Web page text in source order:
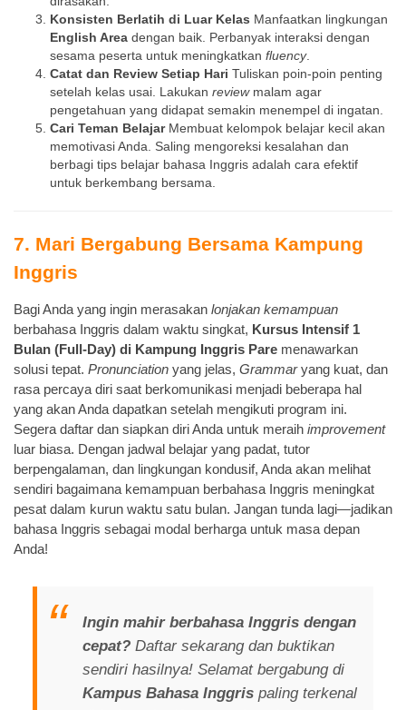
Konsisten Berlatih di Luar Kelas Manfaatkan lingkungan
English Area dengan baik. Perbanyak interaksi dengan
sesama peserta untuk meningkatkan fluency.
Catat dan Review Setiap Hari Tuliskan poin-poin penting
setelah kelas usai. Lakukan reviewmalam agar
pengetahuan yang didapat semakin menempel di ingatan.
Cari Teman BelajarMembuat kelompok belajar kecil akan
memotivasi Anda. Saling mengoreksi kesalahan dan
berbagi tips belajar bahasa Inggris adalah cara efektif
untuk berkembang bersama.
7. Mari Bergabung Bersama Kampung
Inggris
Bagi Anda yang ingin merasakan lonjakan kemampuan
berbahasa Inggris dalam waktu singkat, Kursus Intensif 1
Bulan (Full-Day) di Kampung Inggris Pare menawarkan
solusi tepat. Pronunciation yang jelas, Grammaryang kuat, dan
rasa percaya diri saat berkomunikasi menjadi beberapa hal
yang akan Anda dapatkan setelah mengikuti program ini.
Segera daftar dan siapkan diri Anda untuk meraih improvement
luar biasa. Dengan jadwal belajar yang padat, tutor
berpengalaman, dan lingkungan kondusif, Anda akan melihat
sendiri bagaimana kemampuan berbahasa Inggris meningkat
pesat dalam kurun waktu satu bulan. Jangan tunda lagi—jadikan
bahasa Inggris sebagai modal berharga untuk masa depan
Anda!
Ingin mahir berbahasa Inggris dengan
cepat?Daftar sekarang dan buktikan
sendiri hasilnya! Selamat bergabung di
Kampus Bahasa Inggrispaling terkenal